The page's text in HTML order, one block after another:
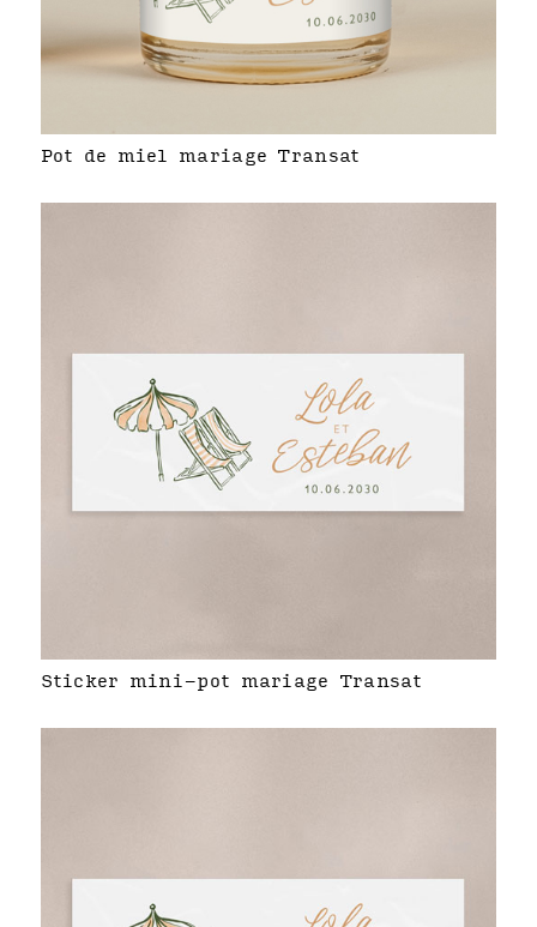
Pot de miel mariage Transat
Sticker mini-pot mariage Transat